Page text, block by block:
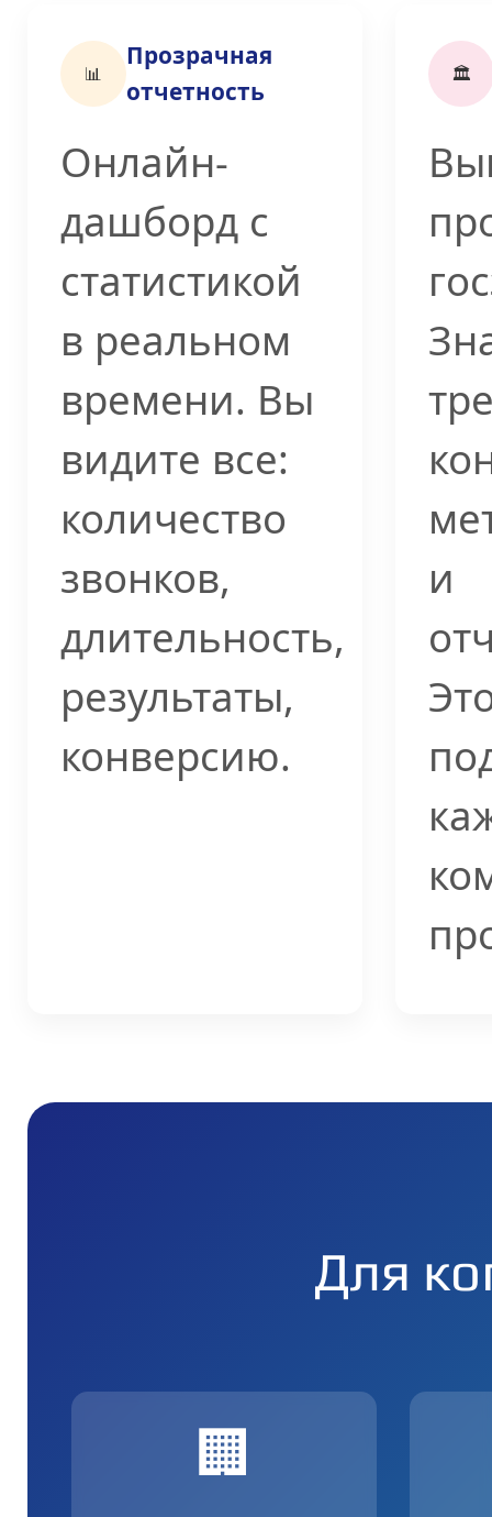
📊
Прозрачная
отчетность
Онлайн-
дашборд с
статистикой
в реальном
времени. Вы
видите все:
количество
звонков,
длительность,
результаты,
конверсию.
🏛️
и
Для
🏢